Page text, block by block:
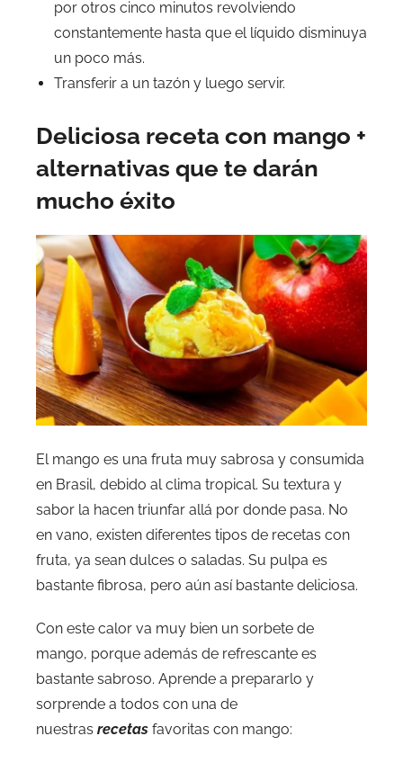
por otros cinco minutos revolviendo
constantemente hasta que el líquido disminuya
un poco más.
Transferir a un tazón y luego servir.
Deliciosa receta con mango +
alternativas que te darán
mucho éxito
El mango es una fruta muy sabrosa y consumida
en Brasil, debido al clima tropical. Su textura y
sabor la hacen triunfar allá por donde pasa. No
en vano, existen diferentes tipos de recetas con
fruta, ya sean dulces o saladas. Su pulpa es
bastante fibrosa, pero aún así bastante deliciosa.
Con este calor va muy bien un sorbete de
mango, porque además de refrescante es
bastante sabroso. Aprende a prepararlo y
sorprende a todos con una de
nuestras recetas favoritas con mango: